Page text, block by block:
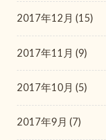
2017年12月 (15)
2017年11月 (9)
2017年10月 (5)
2017年9月 (7)